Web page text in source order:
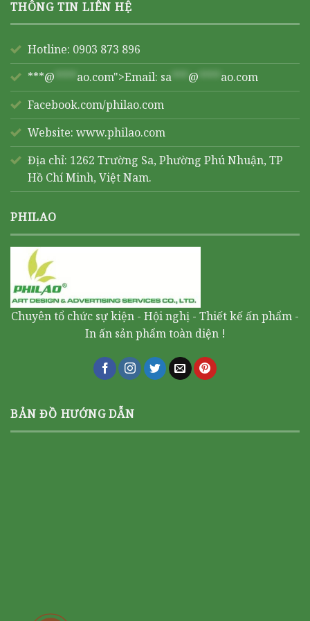
THÔNG TIN LIÊN HỆ
Hotline: 0903 873 896
***@ **** ao.com">Email: sa *** @ **** ao.com
Facebook.com/philao.com
Website: www.philao.com
Địa chỉ: 1262 Trường Sa, Phường Phú Nhuận, TP
Hồ Chí Minh, Việt Nam.
PHILAO
Chuyên tổ chức sự kiện - Hội nghị - Thiết kế ấn phẩm -
In ấn sản phẩm toàn diện !
BẢN ĐỒ HƯỚNG DẪN